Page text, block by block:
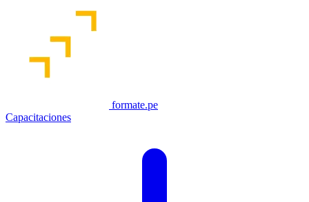
formate.pe
Capacitaciones